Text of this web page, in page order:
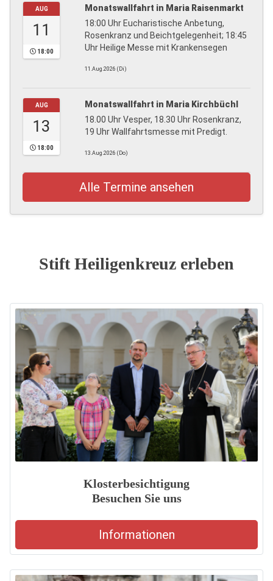
AUG
11
18:00
Monatswallfahrt in Maria Raisenmarkt
18:00 Uhr Eucharistische Anbetung,
Rosenkranz und Beichtgelegenheit; 18:45
Uhr Heilige Messe mit Krankensegen
11.Aug.2026 (Di)
AUG
13
18:00
Monatswallfahrt in Maria Kirchbüchl
18.00 Uhr Vesper, 18.30 Uhr Rosenkranz,
19 Uhr Wallfahrtsmesse mit Predigt.
13.Aug.2026 (Do)
Alle Termine ansehen
Stift Heiligenkreuz erleben
Klosterbesichtigung
Besuchen Sie uns
Informationen